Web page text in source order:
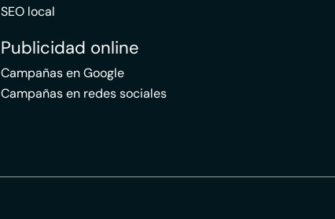
SEO local
Publicidad online
Campañas en Google
Campañas en redes sociales